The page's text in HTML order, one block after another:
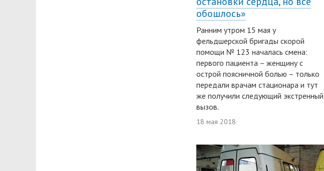
обошлось»
Ранним утром 15 мая у
фельдшерской бригады скорой
помощи № 123 началась смена:
первого пациента – женщину с
острой поясничной болью – только
передали врачам стационара и тут
же получили следующий экстренный
вызов.
18 мая 2018